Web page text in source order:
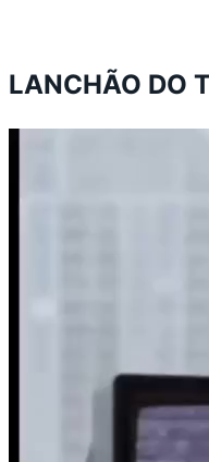
LANCHÃO DO